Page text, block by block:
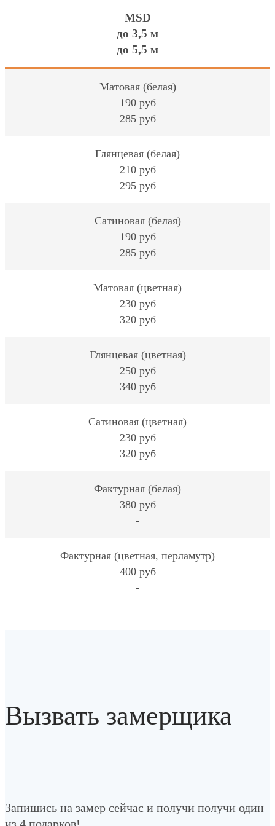
MSD
до 3,5 м
до 5,5 м
Матовая (белая)
190 руб
285 руб
Глянцевая (белая)
210 руб
295 руб
Сатиновая (белая)
190 руб
285 руб
Матовая (цветная)
230 руб
320 руб
Глянцевая (цветная)
250 руб
340 руб
Сатиновая (цветная)
230 руб
320 руб
Фактурная (белая)
380 руб
-
Фактурная (цветная, перламутр)
400 руб
-
Вызвать замерщика
Запишись на замер сейчас и получи получи один